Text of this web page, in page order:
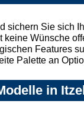
sichern Sie sich
keine Wünsche
Features
Palette an
in